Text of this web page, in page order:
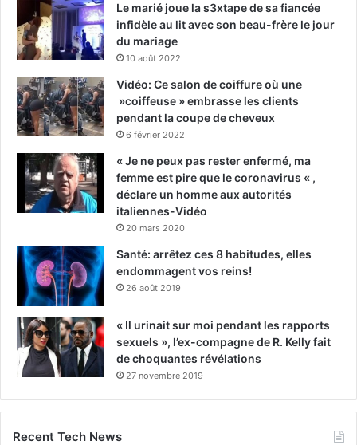
Le marié joue la s3xtape de sa fiancée
infidèle au lit avec son beau-frère le jour
du mariage
10 août 2022
Vidéo: Ce salon de coiffure où une
»coiffeuse » embrasse les clients
pendant la coupe de cheveux
6 février 2022
« Je ne peux pas rester enfermé, ma
femme est pire que le coronavirus « ,
déclare un homme aux autorités
italiennes-Vidéo
20 mars 2020
Santé: arrêtez ces 8 habitudes, elles
endommagent vos reins!
26 août 2019
« Il urinait sur moi pendant les rapports
sexuels », l’ex-compagne de R. Kelly fait
de choquantes révélations
27 novembre 2019
Recent Tech News